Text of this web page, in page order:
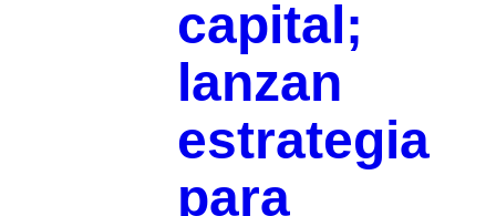
capital;
lanzan
estrategia
para